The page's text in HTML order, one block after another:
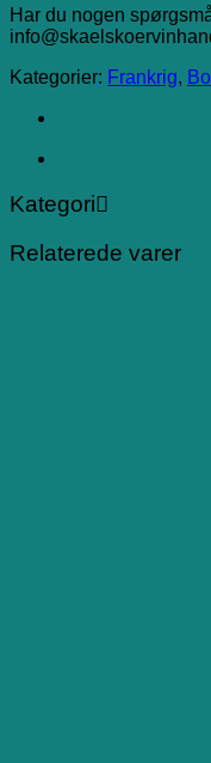
Har du nogen
Kategorier: Frankrig,
Kategori
Relaterede varer